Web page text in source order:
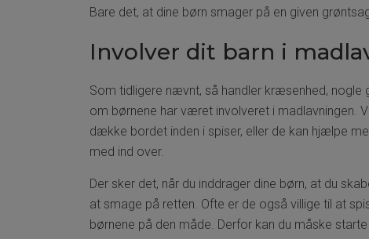
Bare det, at dine børn smager på en given
Involver dit barn i
Som tidligere nævnt, så handler kræsenhed, nogle
om børnene har været involveret i madlavningen.
dække bordet inden i spiser, eller de kan hjælpe
med ind over.
Der sker det, når du inddrager dine børn, at du
at smage på retten. Ofte er de også villige til at
børnene på den måde. Derfor kan du måske